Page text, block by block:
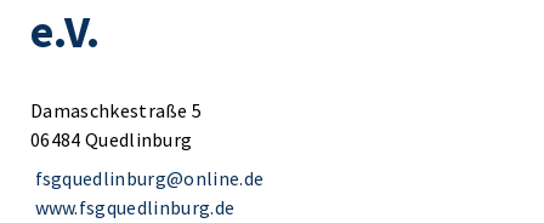
e.V.
Damaschkestraße 5
06484 Quedlinburg
fsgquedlinburg@online.de
www.fsgquedlinburg.de